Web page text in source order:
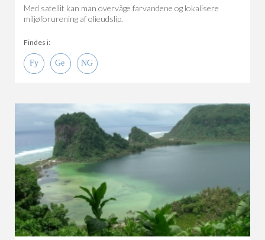
Med satellit kan man overvåge farvandene og lokalisere
miljøforurening af olieudslip.
Findes i: